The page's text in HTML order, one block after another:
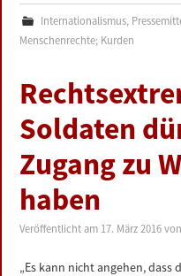
Internationalismus,
Menschenrechte; Kurden
Soldaten
Zugang zu
haben
Veröffentlicht am 17. März 2016 von
„Es kann nicht angehen, dass